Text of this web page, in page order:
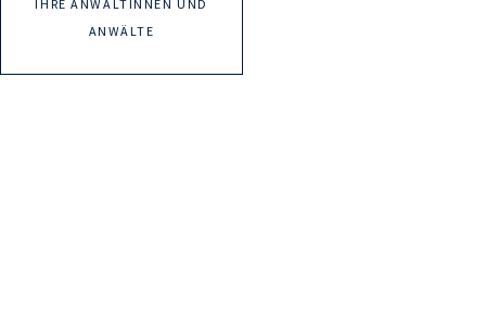
IHRE ANWÄLTINNEN UND
ANWÄLTE